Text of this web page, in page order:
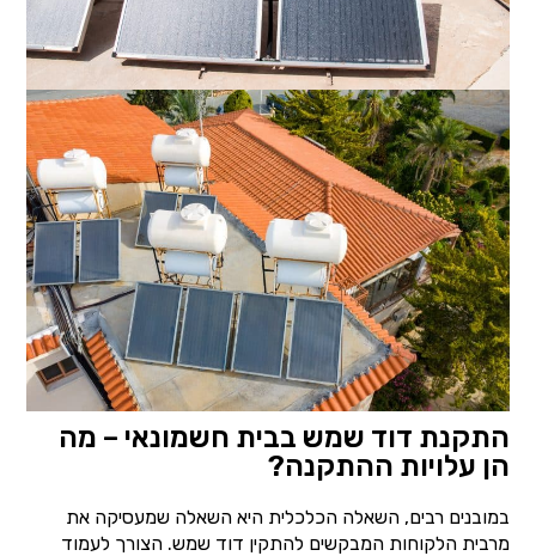
התקנת דוד שמש בבית חשמונאי – מה
הן עלויות ההתקנה?
במובנים רבים, השאלה הכלכלית היא השאלה שמעסיקה את
מרבית הלקוחות המבקשים להתקין דוד שמש. הצורך לעמוד